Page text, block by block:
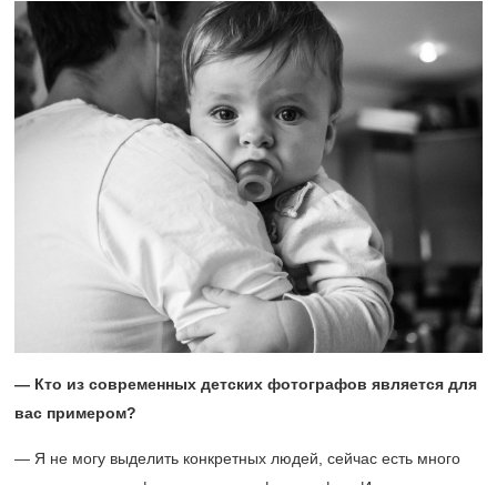
— Кто из современных детских фотографов является для
вас примером?
— Я не могу выделить конкретных людей, сейчас есть много